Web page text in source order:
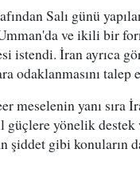
Salı günü
ve ikili bir
istendi. İran ayrıca
odaklanmasını talep
meselenin yanı sıra
güçlere yönelik destek
şiddet gibi konuların